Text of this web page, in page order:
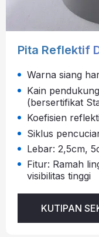
Pita Reflektif
Warna siang
Kain
(bersertifikat
Koefisien
Siklus
Lebar: 2,5cm,
Fitur: Ramah
visibilitas tinggi
KUTIPAN